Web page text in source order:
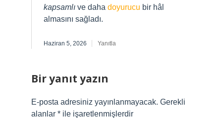
kapsamlı ve daha doyurucu bir hâl
almasını sağladı.
Haziran 5, 2026 Yanıtla
Bir yanıt yazın
E-posta adresiniz yayınlanmayacak. Gerekli
alanlar * ile işaretlenmişlerdir